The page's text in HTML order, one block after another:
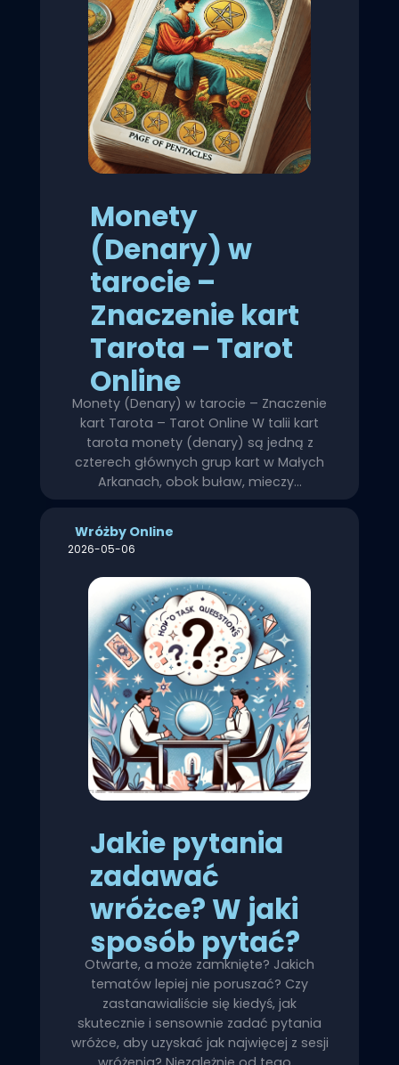
Monety
(Denary) w
tarocie –
Znaczenie kart
Tarota – Tarot
Online
Monety (Denary) w tarocie – Znaczenie
kart Tarota – Tarot Online W talii kart
tarota monety (denary) są jedną z
czterech głównych grup kart w Małych
Arkanach, obok buław, mieczy…
Wróżby Online
2026-05-06
Jakie pytania
zadawać
wróżce? W jaki
sposób pytać?
Otwarte, a może zamknięte? Jakich
tematów lepiej nie poruszać? Czy
zastanawialiście się kiedyś, jak
skutecznie i sensownie zadać pytania
wróżce, aby uzyskać jak najwięcej z sesji